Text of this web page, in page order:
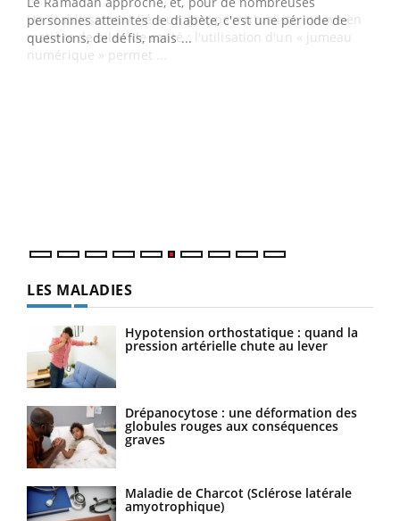
Un établissement lié à un groupe mutualiste innove en
matière de bilan de santé : l'utilisation d'un « jumeau
numérique » permet ...
LES MALADIES
Hypotension orthostatique : quand la
pression artérielle chute au lever
Drépanocytose : une déformation des
globules rouges aux conséquences
graves
Maladie de Charcot (Sclérose latérale
amyotrophique)